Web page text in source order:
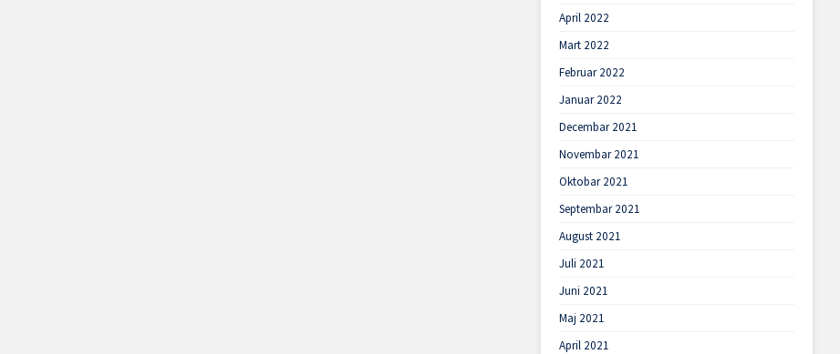
April 2022
Mart 2022
Februar 2022
Januar 2022
Decembar 2021
Novembar 2021
Oktobar 2021
Septembar 2021
August 2021
Juli 2021
Juni 2021
Maj 2021
April 2021